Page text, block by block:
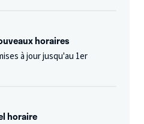
horaires
à jour jusqu'au 1er
horaire